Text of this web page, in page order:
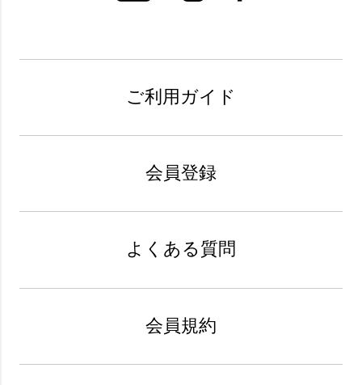
ご利用ガイド
会員登録
よくある質問
会員規約